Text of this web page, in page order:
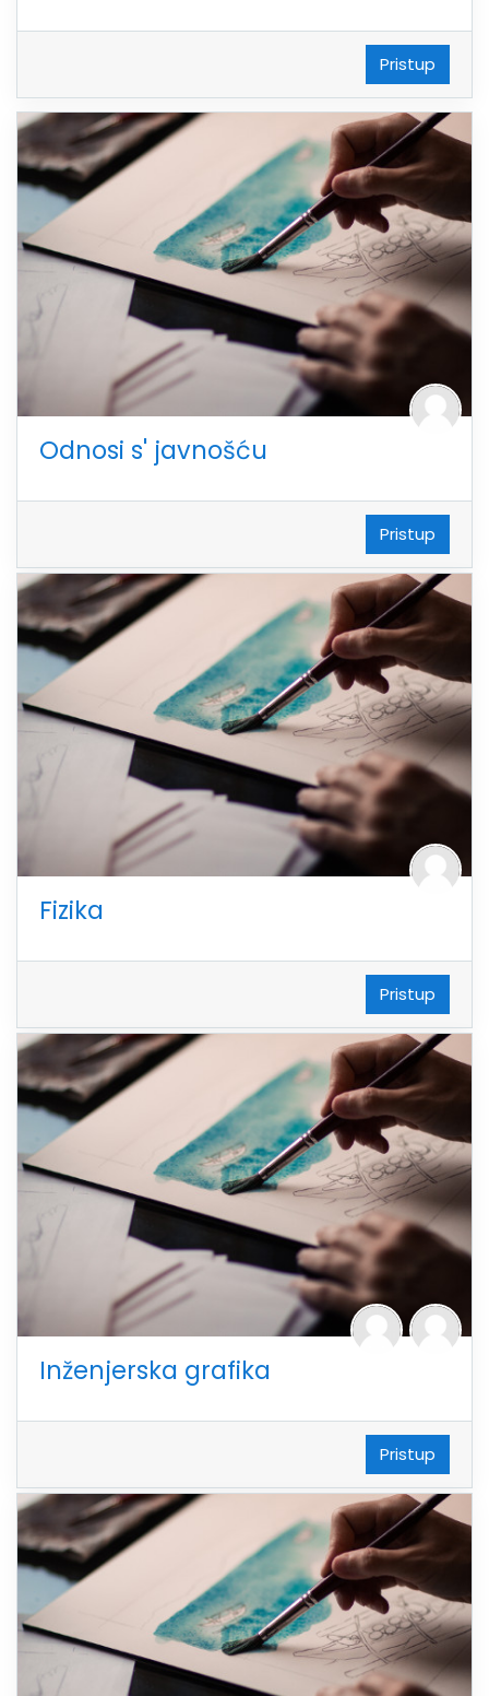
Pristup
Odnosi s' javnošću
Pristup
Fizika
Pristup
Inženjerska grafika
Pristup